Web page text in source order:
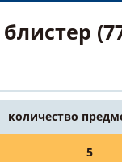
количество
5